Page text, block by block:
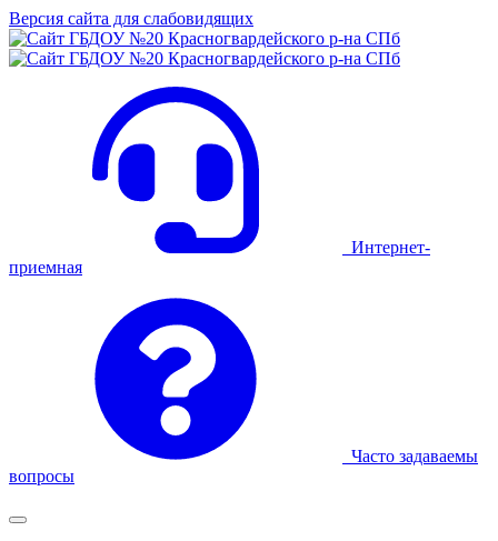
Версия сайта для слабовидящих
Интернет-
приемная
Часто задаваемы
вопросы